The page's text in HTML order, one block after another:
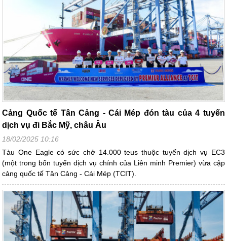
Cảng Quốc tế Tân Cảng - Cái Mép đón tàu của 4 tuyến
dịch vụ đi Bắc Mỹ, châu Âu
18/02/2025 10:16
Tàu One Eagle có sức chở 14.000 teus thuộc tuyến dịch vụ EC3
(một trong bốn tuyến dịch vụ chính của Liên minh Premier) vừa cập
cảng quốc tế Tân Cảng - Cái Mép (TCIT).